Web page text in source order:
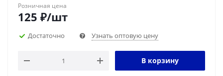
Розничная цена
125 ₽/шт
Достаточно Узнать оптовую цену
В корзину